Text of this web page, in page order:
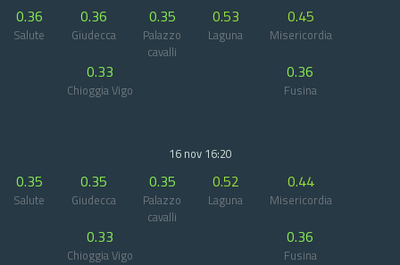
0.36
Salute
0.36
Giudecca
0.35
Palazzo
cavalli
0.53
Laguna
0.45
Misericordia
0.33
Chioggia Vigo
0.36
Fusina
16 nov 16:20
0.35
Salute
0.35
Giudecca
0.35
Palazzo
cavalli
0.52
Laguna
0.44
Misericordia
0.33
Chioggia Vigo
0.36
Fusina